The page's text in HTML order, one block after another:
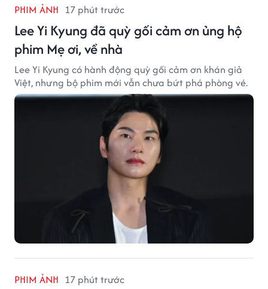
PHIM ẢNH 17 phút trước
Lee Yi Kyung đã quỳ gối cảm ơn ủng hộ
phim Mẹ ơi, về nhà
Lee Yi Kyung có hành động quỳ gối cảm ơn khán giả
Việt, nhưng bộ phim mới vẫn chưa bứt phá phòng vé.
PHIM ẢNH 17 phút trước